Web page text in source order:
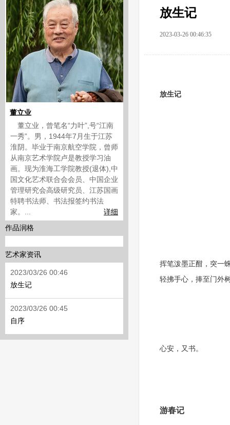
董立业
董立业，曾笔名“力叶”,号“江南
一秀”。男，1944年7月生于江苏
淮阴。毕业于南京航空学院，曾师
从南京艺术学院卢是教授学习油
画。现为淮海工学院教授(退体),中
国文化艺术联合会会员、中国企业
管理研究会高级研究员、江苏国画
特聘书法师、书法报签约书法
家。...
详细
作品润格
艺术家资讯
2023/03/26 00:46
放生记
2023/03/26 00:45
自序
放生记
2023-03-26 00:46:35
放生记
挥笔泼墨正酣，突一
轻拂手心，捧至门外
心安，又书。
游春记